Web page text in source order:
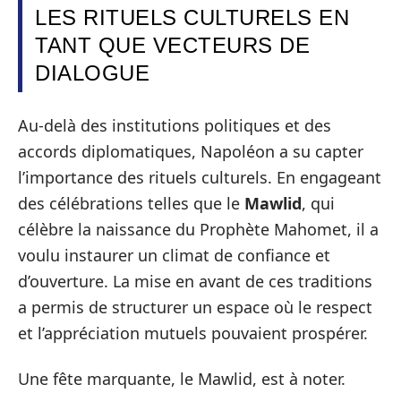
LES RITUELS CULTURELS EN
TANT QUE VECTEURS DE
DIALOGUE
Au-delà des institutions politiques et des
accords diplomatiques, Napoléon a su capter
l’importance des rituels culturels. En engageant
des célébrations telles que le Mawlid, qui
célèbre la naissance du Prophète Mahomet, il a
voulu instaurer un climat de confiance et
d’ouverture. La mise en avant de ces traditions
a permis de structurer un espace où le respect
et l’appréciation mutuels pouvaient prospérer.
Une fête marquante, le Mawlid, est à noter.